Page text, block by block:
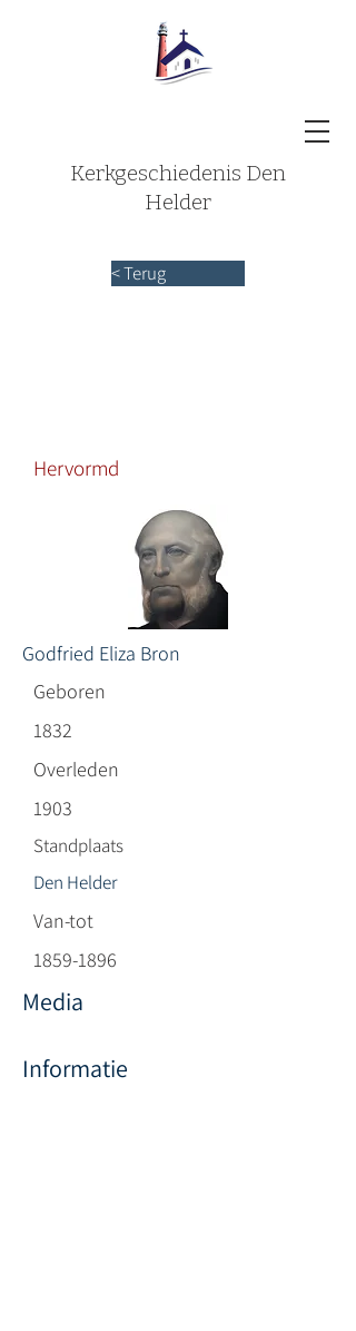
Kerkgeschiedenis Den
Helder
< Terug
Hervormd
Godfried Eliza Bron
Geboren
1832
Overleden
1903
Standplaats
Den Helder
Van-tot
1859-1896
Media
Informatie